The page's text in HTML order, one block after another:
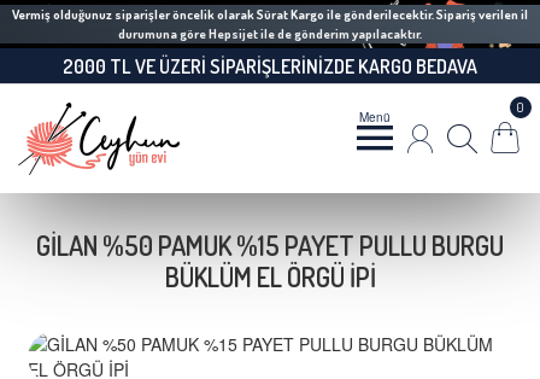
Vermiş olduğunuz siparişler öncelik olarak Sürat Kargo ile gönderilecektir. Sipariş verilen il
durumuna göre Hepsijet ile de gönderim yapılacaktır.
2000 TL VE ÜZERI SIPARIŞLERINIZDE KARGO BEDAVA
0
GİLAN %50 PAMUK %15 PAYET PULLU BURGU
BÜKLÜM EL ÖRGÜ İPİ